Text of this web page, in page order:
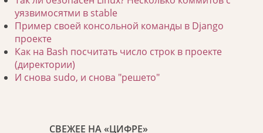
уязвимосятми в stable
Пример своей консольной команды в Django
проекте
Как на Bash посчитать число строк в проекте
(директории)
И снова sudo, и снова "решето"
СВЕЖЕЕ НА «ЦИФРЕ»